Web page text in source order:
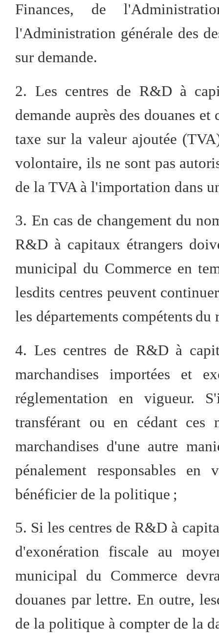
Finances, de
l'Administration générale des
sur demande.
2. Les centres de R&D à
demande auprès des douanes
taxe sur la valeur ajoutée
volontaire, ils ne sont pas
de la TVA à l'importation dans
3. En cas de changement du
R&D à capitaux étrangers
municipal du Commerce en
lesdits centres peuvent
les départements compétents
4. Les centres de R&D à
marchandises importées et
réglementation en vigueur.
transférant ou en cédant ces
marchandises d'une autre
pénalement responsables
bénéficier de la politique ;
5. Si les centres de R&D à
d'exonération fiscale au
municipal du Commerce
douanes par lettre. En outre,
de la politique à compter de la